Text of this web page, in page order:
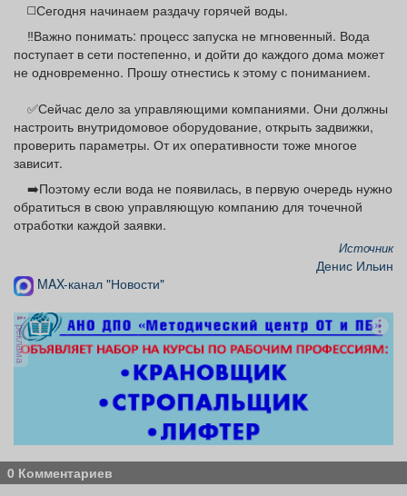
Поздравления
ТВ программа Я - пенсионер
◻️Сегодня начинаем раздачу горячей воды.
‼️Важно понимать: процесс запуска не мгновенный. Вода
поступает в сети постепенно, и дойти до каждого дома может
не одновременно. Прошу отнестись к этому с пониманием.
✅Сейчас дело за управляющими компаниями. Они должны
настроить внутридомовое оборудование, открыть задвижки,
проверить параметры. От их оперативности тоже многое
зависит.
➡️Поэтому если вода не появилась, в первую очередь нужно
обратиться в свою управляющую компанию для точечной
отработки каждой заявки.
Источник
Денис Ильин
MAX-канал "Новости"
реклама
0 Комментариев